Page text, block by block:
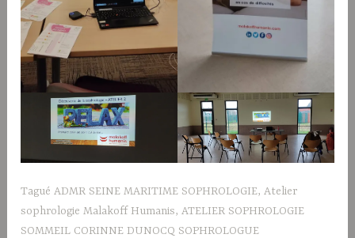
TaguéADMR SEINE MARITIME SOPHROLOGIE,Atelier
sophrologie Malakoff Humanis,ATELIER SOPHROLOGIE
SOMMEIL CORINNE DUNOCQ SOPHROLOGUE